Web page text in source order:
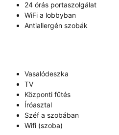
24 órás portaszolgálat
WiFi a lobbyban
Antiallergén szobák
Vasalódeszka
TV
Központi fűtés
Íróasztal
Széf a szobában
Wifi (szoba)